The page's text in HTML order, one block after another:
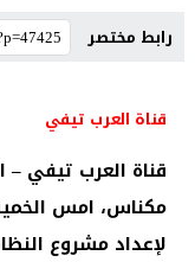
رابط مختصر
قناة العرب تيفي
قناة العرب تيفي
مكناس، امس
لإعداد مشروع